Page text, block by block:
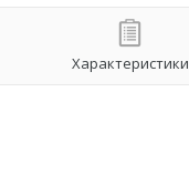
Характеристики